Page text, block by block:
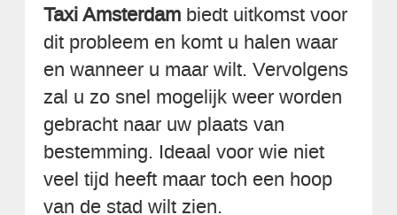
Taxi Amsterdam biedt uitkomst voor
dit probleem en komt u halen waar
en wanneer u maar wilt. Vervolgens
zal u zo snel mogelijk weer worden
gebracht naar uw plaats van
bestemming. Ideaal voor wie niet
veel tijd heeft maar toch een hoop
van de stad wilt zien.